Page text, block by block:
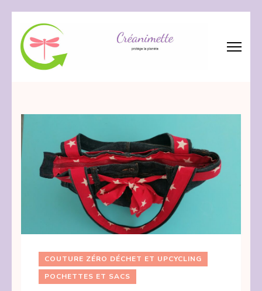
au
contenu
(Pressez
COUTURE ZÉRO DÉCHET ET UPCYCLING
POCHETTES ET SACS